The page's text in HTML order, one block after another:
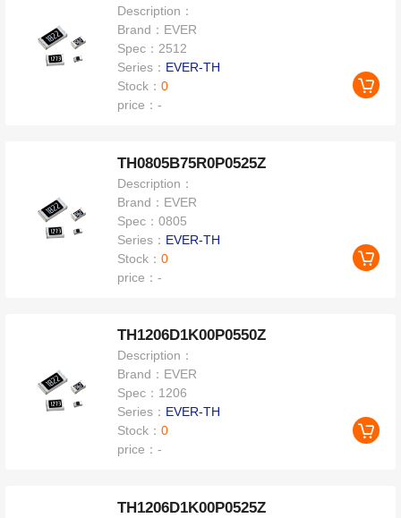
Description：
Brand： EVER
Spec： 2512
Series： EVER-TH
Stock：0
price：-
TH0805B75R0P0525Z
Description：
Brand： EVER
Spec：0805
Series： EVER-TH
Stock：0
price：-
TH1206D1K00P0550Z
Description：
Brand： EVER
Spec： 1206
Series： EVER-TH
Stock：0
price：-
TH1206D1K00P0525Z